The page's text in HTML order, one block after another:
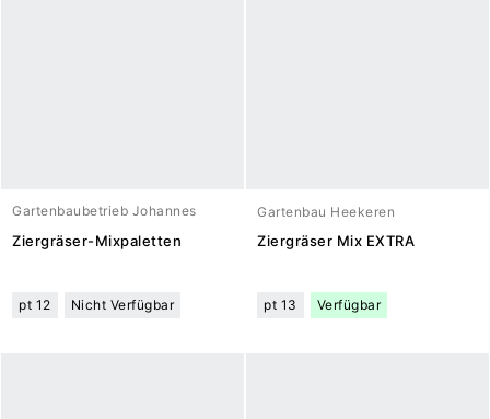
Gartenbaubetrieb Johannes
Meuwesen
Ziergräser-Mixpaletten
pt 12 Nicht Verfügbar
Gartenbau Heekeren
Ziergräser Mix EXTRA
pt 13 Verfügbar